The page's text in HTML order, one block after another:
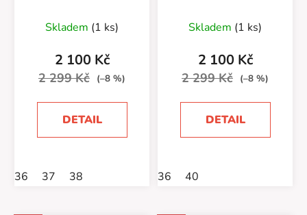
Skladem (1 ks)
2 100 Kč
2 299 Kč (–8 %)
DETAIL
36 37 38
Skladem (1 ks)
2 100 Kč
2 299 Kč (–8 %)
DETAIL
36 40